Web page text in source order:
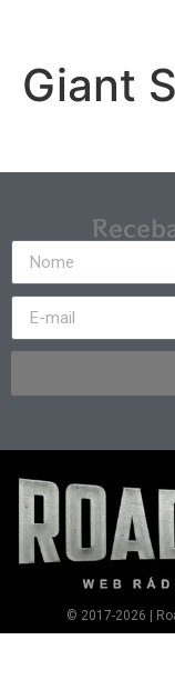
Giant
© 2017-2026 |